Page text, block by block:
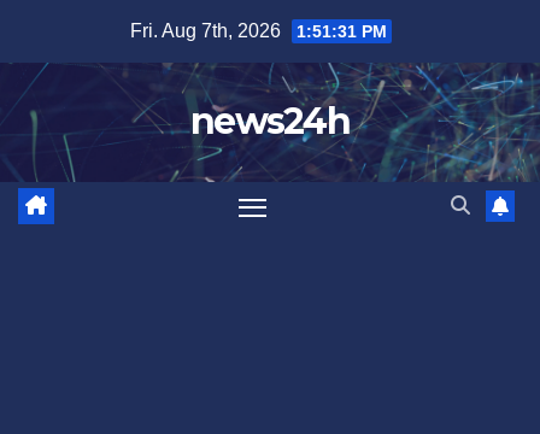
content
Fri. Aug 7th, 2026 1:51:33 PM
news24h